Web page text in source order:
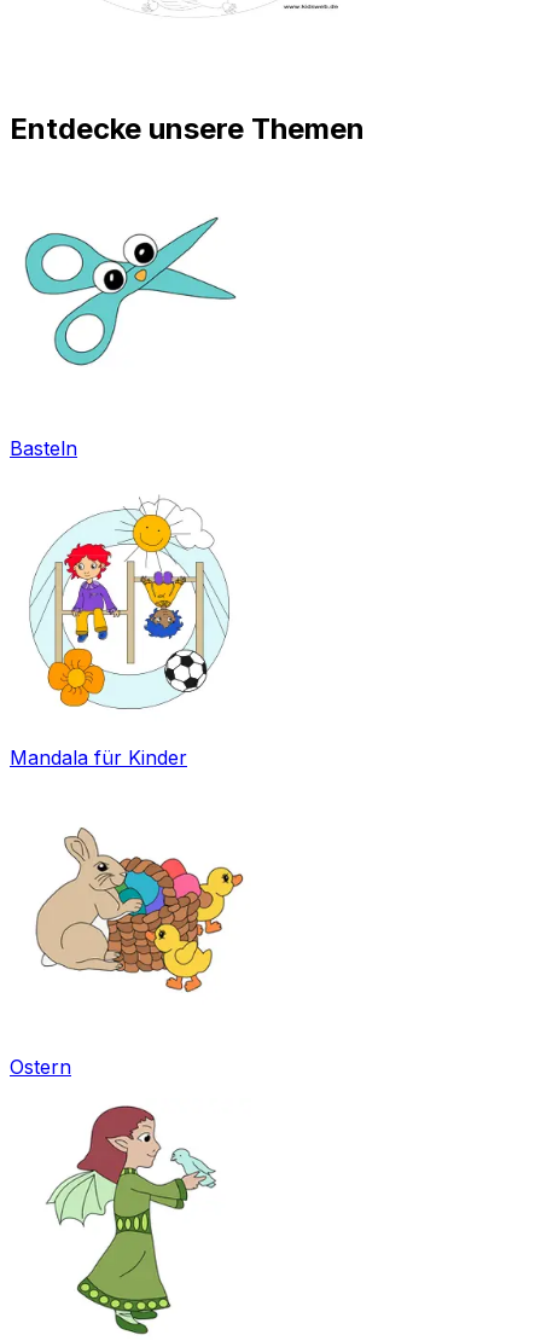
Entdecke unsere Themen
Basteln
Mandala für Kinder
Ostern